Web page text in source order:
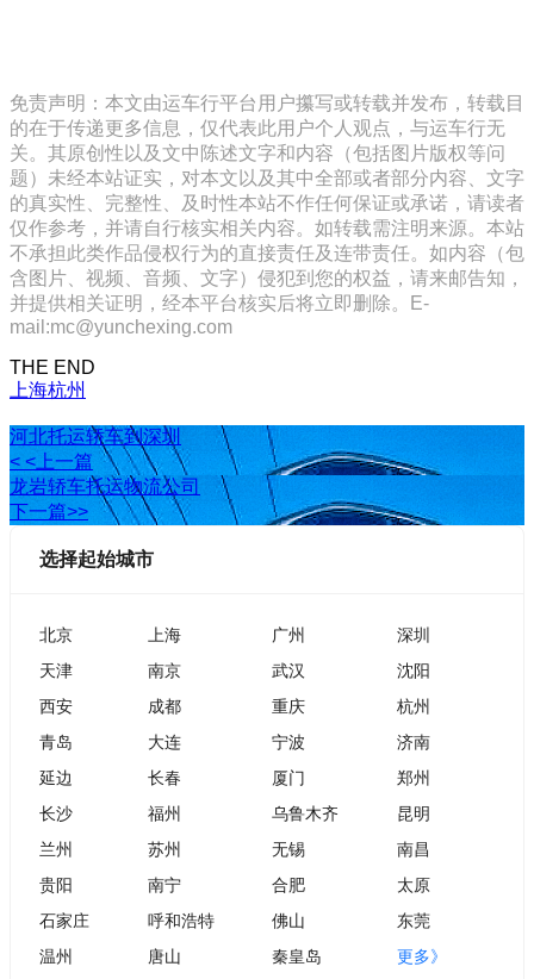
免责声明：本文由运车行平台用户攥写或转载并发布，转载目
的在于传递更多信息，仅代表此用户个人观点，与运车行无
关。其原创性以及文中陈述文字和内容（包括图片版权等问
题）未经本站证实，对本文以及其中全部或者部分内容、文字
的真实性、完整性、及时性本站不作任何保证或承诺，请读者
仅作参考，并请自行核实相关内容。如转载需注明来源。本站
不承担此类作品侵权行为的直接责任及连带责任。如内容（包
含图片、视频、音频、文字）侵犯到您的权益，请来邮告知，
并提供相关证明，经本平台核实后将立即删除。E-
mail:mc@yunchexing.com
THE END
上海杭州
河北托运轿车到深圳
< <上一篇
龙岩轿车托运物流公司
下一篇>>
选择起始城市
北京 上海 广州
深圳
天津
南京 武汉
沈阳
西安
成都 重庆
杭州
青岛
大连 宁波
济南
延边
长春 厦门
郑州
长沙
福州 乌鲁木齐
昆明
兰州
苏州 无锡
南昌
贵阳
南宁 合肥
太原
石家庄
呼和浩特 佛山
东莞
温州
唐山 秦皇岛 更多》